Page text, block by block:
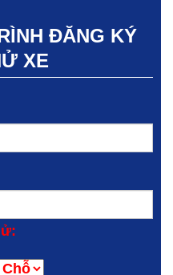
ĐĂNG KÝ
XE